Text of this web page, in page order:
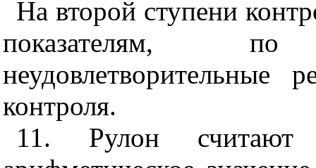
На второй ступени
показателям,
неудовлетворительные
контроля.
11. Рулон считают